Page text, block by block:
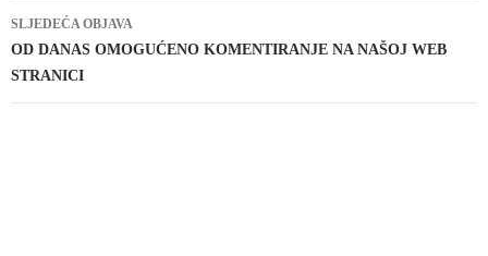
SLJEDEĆA OBJAVA
OD DANAS OMOGUĆENO KOMENTIRANJE NA NAŠOJ WEB
STRANICI